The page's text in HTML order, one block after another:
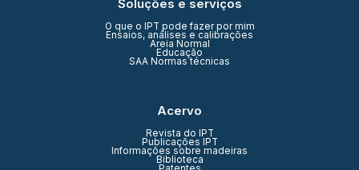
Soluções e serviços
O que o IPT pode fazer por mim
Ensaios, análises e calibrações
Areia Normal
Educação
SAA Normas técnicas
Acervo
Revista do IPT
Publicações IPT
Informações sobre madeiras
Biblioteca